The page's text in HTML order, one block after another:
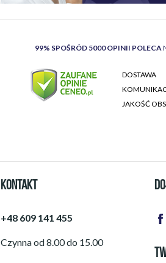
99% SPOŚRÓD 5000 OPINII POLECA
DOSTAWA
JAKOŚĆ
KONTAKT
+48 609 141 455
Czynna od 8.00 do 15.00